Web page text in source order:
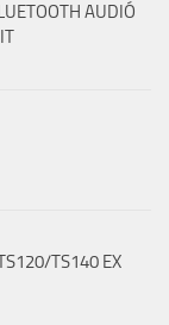
AUDIÓ
TS140 EX